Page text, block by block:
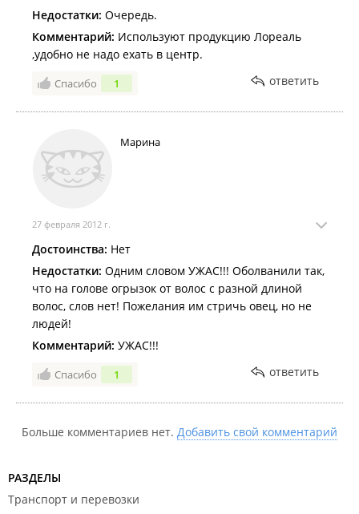
Недостатки: Очередь.
Комментарий: Используют продукцию Лореаль
,удобно не надо ехать в центр.
Спасибо 1 ответить
Марина
27 февраля 2012 г.
Достоинства: Нет
Недостатки: Одним словом УЖАС!!! Оболванили так,
что на голове огрызок от волос с разной длиной
волос, слов нет! Пожелания им стричь овец, но не
людей!
Комментарий: УЖАС!!!
Спасибо 1 ответить
Больше комментариев нет. Добавить свой комментарий
РАЗДЕЛЫ
Транспорт и перевозки